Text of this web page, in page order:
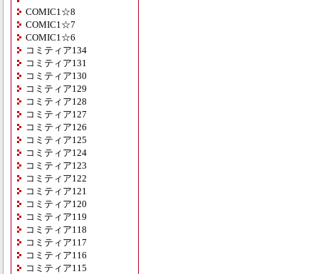
COMIC1☆8
COMIC1☆7
COMIC1☆6
コミティア134
コミティア131
コミティア130
コミティア129
コミティア128
コミティア127
コミティア126
コミティア125
コミティア124
コミティア123
コミティア122
コミティア121
コミティア120
コミティア119
コミティア118
コミティア117
コミティア116
コミティア115